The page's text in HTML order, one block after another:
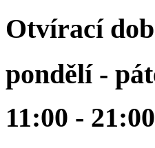
Otvírací
pondělí -
11:00 - 21:00